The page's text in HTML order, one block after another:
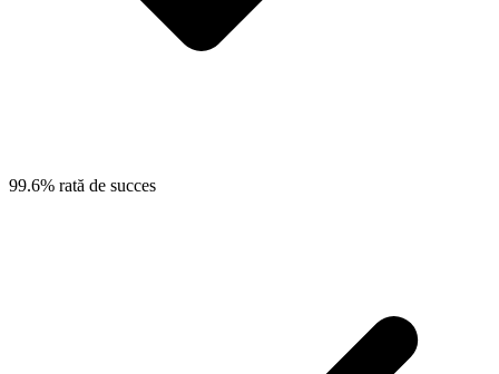
99.6% rată de succes